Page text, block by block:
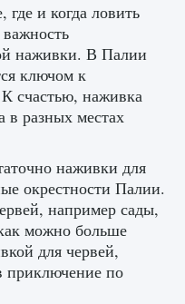
Delta
0 0
где и когда ловить
наживки. В Палии
ключом к
счастью, наживка
в разных местах
наживки для
окрестности Палии.
например сады,
можно больше
для червей,
приключение по